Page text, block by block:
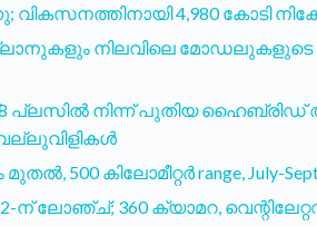
വികസനത്തിനായി 4,980 കോടി
നിലവിലെ
പ്ലസിൽ നിന്ന് പുതിയ
മുതൽ, 500 കിലോമീറ്റർ range, July-
22-ന് ലോഞ്ച്; 360 ക്യാമറ,